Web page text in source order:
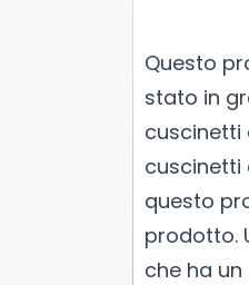
Questo
stato in
cuscinetti
cuscinetti
questo
prodotto.
che ha